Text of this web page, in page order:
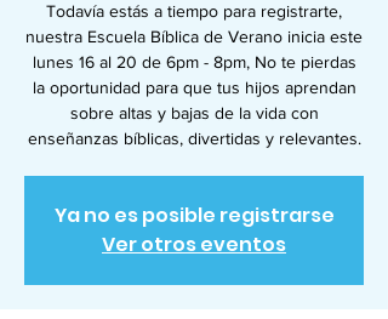
Todavía estás a tiempo para registrarte,
nuestra Escuela Bíblica de Verano inicia este
lunes 16 al 20 de 6pm - 8pm, No te pierdas
la oportunidad para que tus hijos aprendan
sobre altas y bajas de la vida con
enseñanzas bíblicas, divertidas y relevantes.
Ya no es posible registrarse
Ver otros eventos